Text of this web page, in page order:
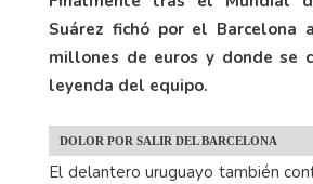
Suárez fichó por el Barcelona
millones de euros y donde se
leyenda del equipo.
DOLOR POR SALIR DEL BARCELONA
El delantero uruguayo también